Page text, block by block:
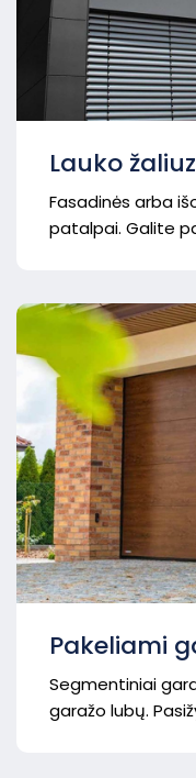
Lauko
Fasadinės arba
patalpai. Galite
Pakeliami
Segmentiniai
garažo lubų.